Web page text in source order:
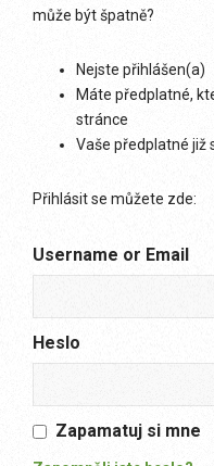
může být špatně?
Nejste přihlášen(a)
Máte předplatné,
stránce
Vaše předplatné již
Přihlásit se můžete zde:
Username or Email
Heslo
Zapamatuj si mne